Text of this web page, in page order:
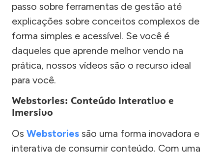
passo sobre ferramentas de gestão até
explicações sobre conceitos complexos de
forma simples e acessível. Se você é
daqueles que aprende melhor vendo na
prática, nossos vídeos são o recurso ideal
para você.
Webstories: Conteúdo Interativo e
Imersivo
Os Webstories são uma forma inovadora e
interativa de consumir conteúdo. Com uma